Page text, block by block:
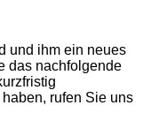
und ihm ein neues
das nachfolgende
rufen Sie uns